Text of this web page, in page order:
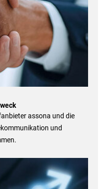
assona und die
und